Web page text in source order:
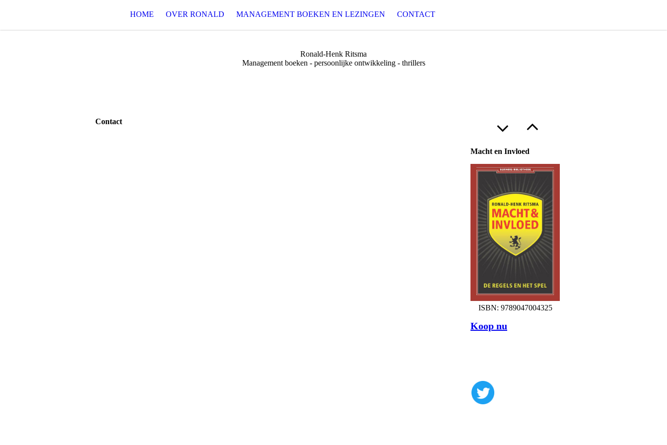
HOME OVER RONALD MANAGEMENT BOEKEN EN LEZINGEN CONTACT
Ronald-Henk Ritsma
Management boeken - persoonlijke ontwikkeling - thrillers
Contact
Macht en Invloed
ISBN: 9789047004325
Koop nu